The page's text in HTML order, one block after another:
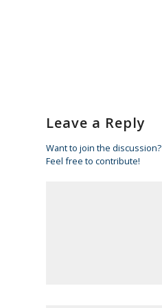
Leave a Reply
Want to join the discussion?
Feel free to contribute!